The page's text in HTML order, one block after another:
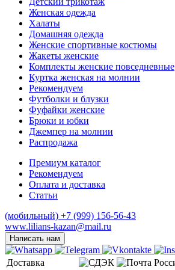
Женская одежда
Халаты
Домашняя одежда
Женские спортивные костюмы
Жакеты женские
Комплекты женские повседневные
Куртка женская на молнии
Рекомендуем
Футболки и блузки
Фуфайки женские
Брюки и юбки
Джемпер на молнии
Распродажа
Премиум каталог
Рекомендуем
Оплата и доставка
Статьи
(мобильный) +7 (999) 156-56-43
www.lilians-kazan@mail.ru
Написать нам
Доставка